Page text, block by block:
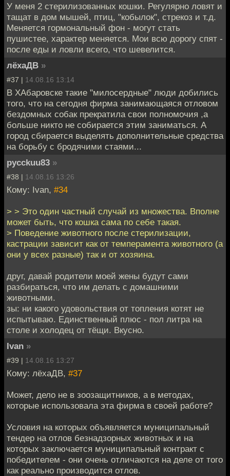
У меня 2 стерилизованных кошки. Регулярно ловят и
тащат в дом мышей, птиц, "кобылок", стрекоз и т.д.
Меняется гормональный фон - могут стать
пушистее, характер меняется. Мои всю дорогу спят -
после еды и ловли всего, что шевелится.
лёхаДВ »
#37 | 14.08.16 13:14
В ХАбаровске такие "милосердные" люди добились
того, что на сегодня фирма занимающаяся отловом
бездомных собак прекратила свои полномочия ,а
больше никто не собирается этим заниматься. А
город сбирается выделять дополнительные средства
на борьбу с бродячими стаями...
pycckuu83 »
#38 | 14.08.16 13:26
Кому: Ivan, #34
> > Это один частный случай из множества. Вполне
может быть, что кошка сама по себе такая.
> Поведение животного после стерилизации,
кастрации зависит как от темперамента животного (а
они у всех разные) так и от хозяина.
друг, давай родители моей жены будут сами
разбираться, что им делать с домашними
животными.
зы: ни какого удовольствия от топления котят не
испытываю. Единственный плюс - пол литра на
столе и холодец от тёщи. Вкусно.
Ivan »
#39 | 14.08.16 13:27
Кому: лёхаДВ, #37
Может, дело не в зоозащитников, а в методах,
которые использовала эта фирма в своей работе?
Условия на которых объявляется муниципальный
тендер на отлов безнадзорных животных и на
которых заключается муниципальный контракт с
победителем - они очень отличаются на деле от того
как реально производится отлов.